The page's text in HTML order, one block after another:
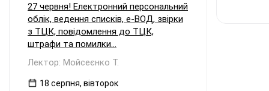
27 червня! Електронний персональний
облік, ведення списків, е-ВОД, звірки
з ТЦК, повідомлення до ТЦК,
штрафи та помилки...
Лектор: Мойсеєнко Т.
18 серпня, вівторок